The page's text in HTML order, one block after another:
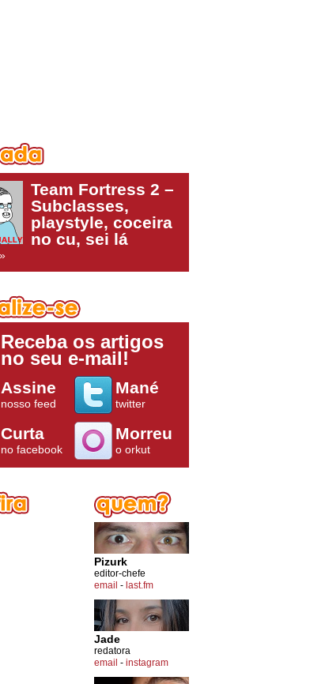
Team Fortress 2 –
Subclasses,
playstyle, coceira
no cu, sei lá
Receba os artigos
no seu e-mail!
Assine
nosso feed
Mané
twitter
Curta
no facebook
Morreu
o orkut
Pizurk
editor-chefe
email - last.fm
Jade
redatora
email - instagram